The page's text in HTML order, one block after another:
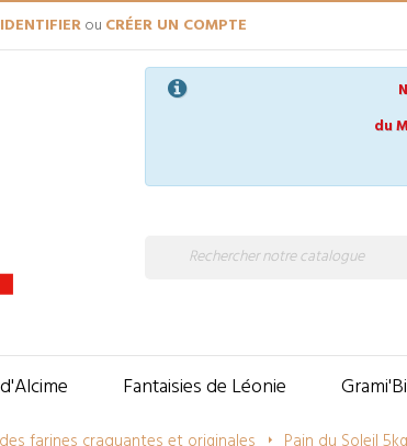
ou CRÉER UN COMPTE
du
Fantaisies de Léonie